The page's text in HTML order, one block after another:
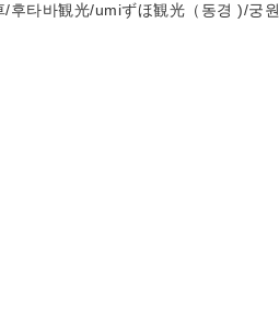
타바観光/umiずほ観光（동경 )/궁원